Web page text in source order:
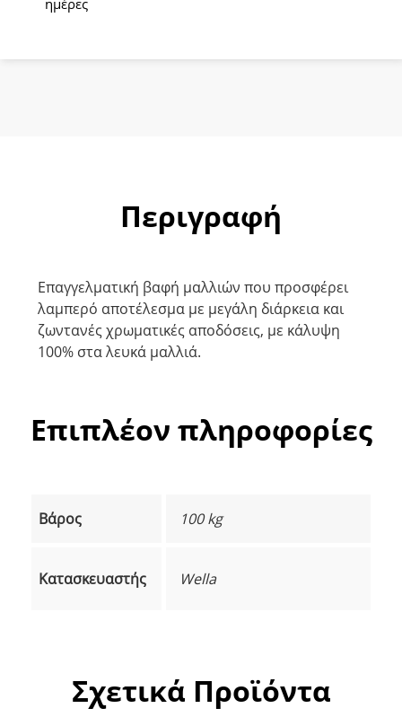
Έντονο
Περιγραφή
Επαγγελματική βαφή μαλλιών που προσφέρει
λαμπερό αποτέλεσμα με μεγάλη διάρκεια και
ζωντανές χρωματικές αποδόσεις, με κάλυψη
100% στα λευκά μαλλιά.
Επιπλέον πληροφορίες
Βάρος 100 kg
Κατασκευαστής Wella
Σχετικά Προϊόντα